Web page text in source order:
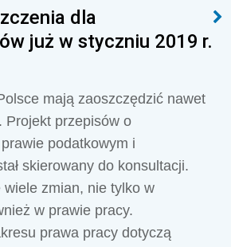
dla
już w styczniu 2019 r.
mają zaoszczędzić nawet
Projekt przepisów o
podatkowym i
skierowany do konsultacji.
zmian, nie tylko w
w prawie pracy.
prawa pracy dotyczą